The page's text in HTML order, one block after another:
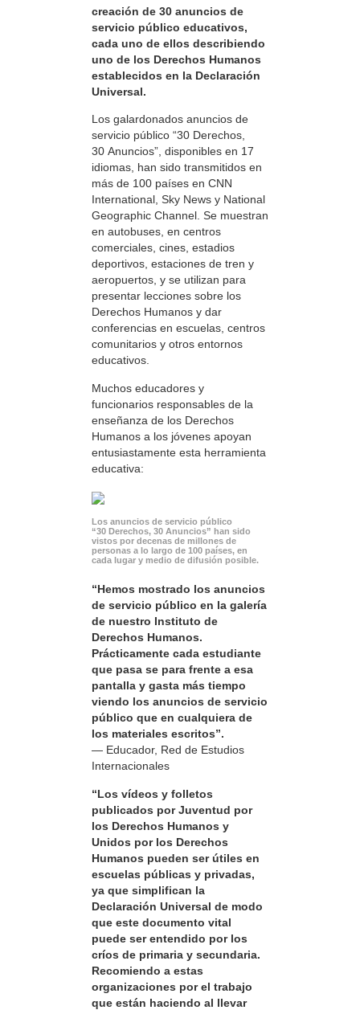
creación de 30 anuncios de
servicio público educativos,
cada uno de ellos describiendo
uno de los Derechos Humanos
establecidos en la Declaración
Universal.
Los galardonados anuncios de
servicio público “30 Derechos,
30 Anuncios”, disponibles en 17
idiomas, han sido transmitidos en
más de 100 países en CNN
International, Sky News y National
Geographic Channel. Se muestran
en autobuses, en centros
comerciales, cines, estadios
deportivos, estaciones de tren y
aeropuertos, y se utilizan para
presentar lecciones sobre los
Derechos Humanos y dar
conferencias en escuelas, centros
comunitarios y otros entornos
educativos.
Muchos educadores y
funcionarios responsables de la
enseñanza de los Derechos
Humanos a los jóvenes apoyan
entusiastamente esta herramienta
educativa:
Los anuncios de servicio público
“30 Derechos, 30 Anuncios” han sido
vistos por decenas de millones de
personas a lo largo de 100 países, en
cada lugar y medio de difusión posible.
“Hemos mostrado los anuncios
de servicio público en la galería
de nuestro Instituto de
Derechos Humanos.
Prácticamente cada estudiante
que pasa se para frente a esa
pantalla y gasta más tiempo
viendo los anuncios de servicio
público que en cualquiera de
los materiales escritos”.
— Educador, Red de Estudios
Internacionales
“Los vídeos y folletos
publicados por Juventud por
los Derechos Humanos y
Unidos por los Derechos
Humanos pueden ser útiles en
escuelas públicas y privadas,
ya que simplifican la
Declaración Universal de modo
que este documento vital
puede ser entendido por los
críos de primaria y secundaria.
Recomiendo a estas
organizaciones por el trabajo
que están haciendo al llevar